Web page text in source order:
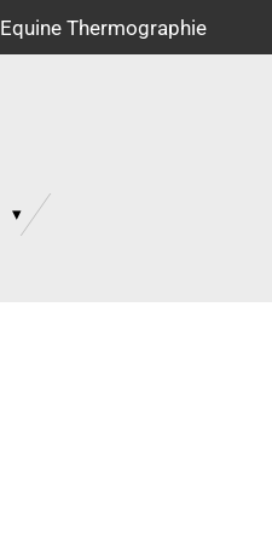
Equine Thermographie